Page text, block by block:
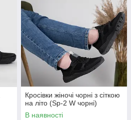
Кросівки жіночі чорні з сіткою
на літо (Sp-2 W чорні)
В наявності